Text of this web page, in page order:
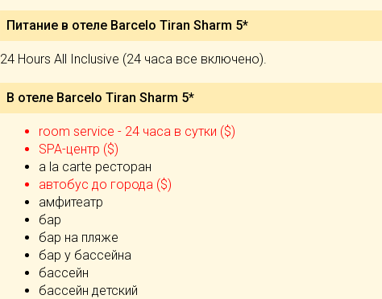
Питание в отеле Barcelo Tiran Sharm 5*
24 Hours All Inclusive (24 часа все включено).
В отеле Barcelo Tiran Sharm 5*
room service - 24 часа в сутки ($)
SPA-центр ($)
а la carte ресторан
автобус до города ($)
амфитеатр
бар
бар на пляже
бар у бассейна
бассейн
бассейн детский